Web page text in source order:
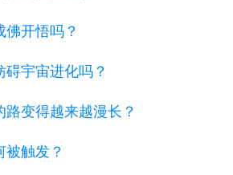
开悟吗？
宇宙进化吗？
变得越来越漫长？
被触发？